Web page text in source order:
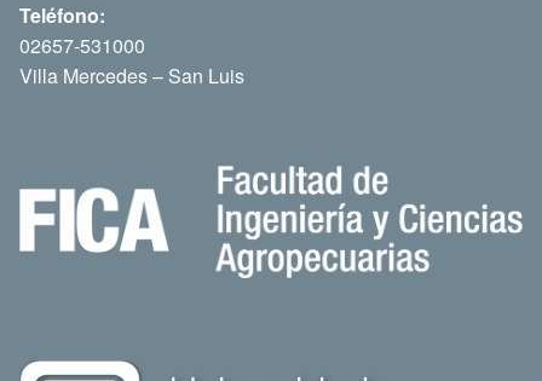
Teléfono:
02657-531000
Villa Mercedes – San Luis